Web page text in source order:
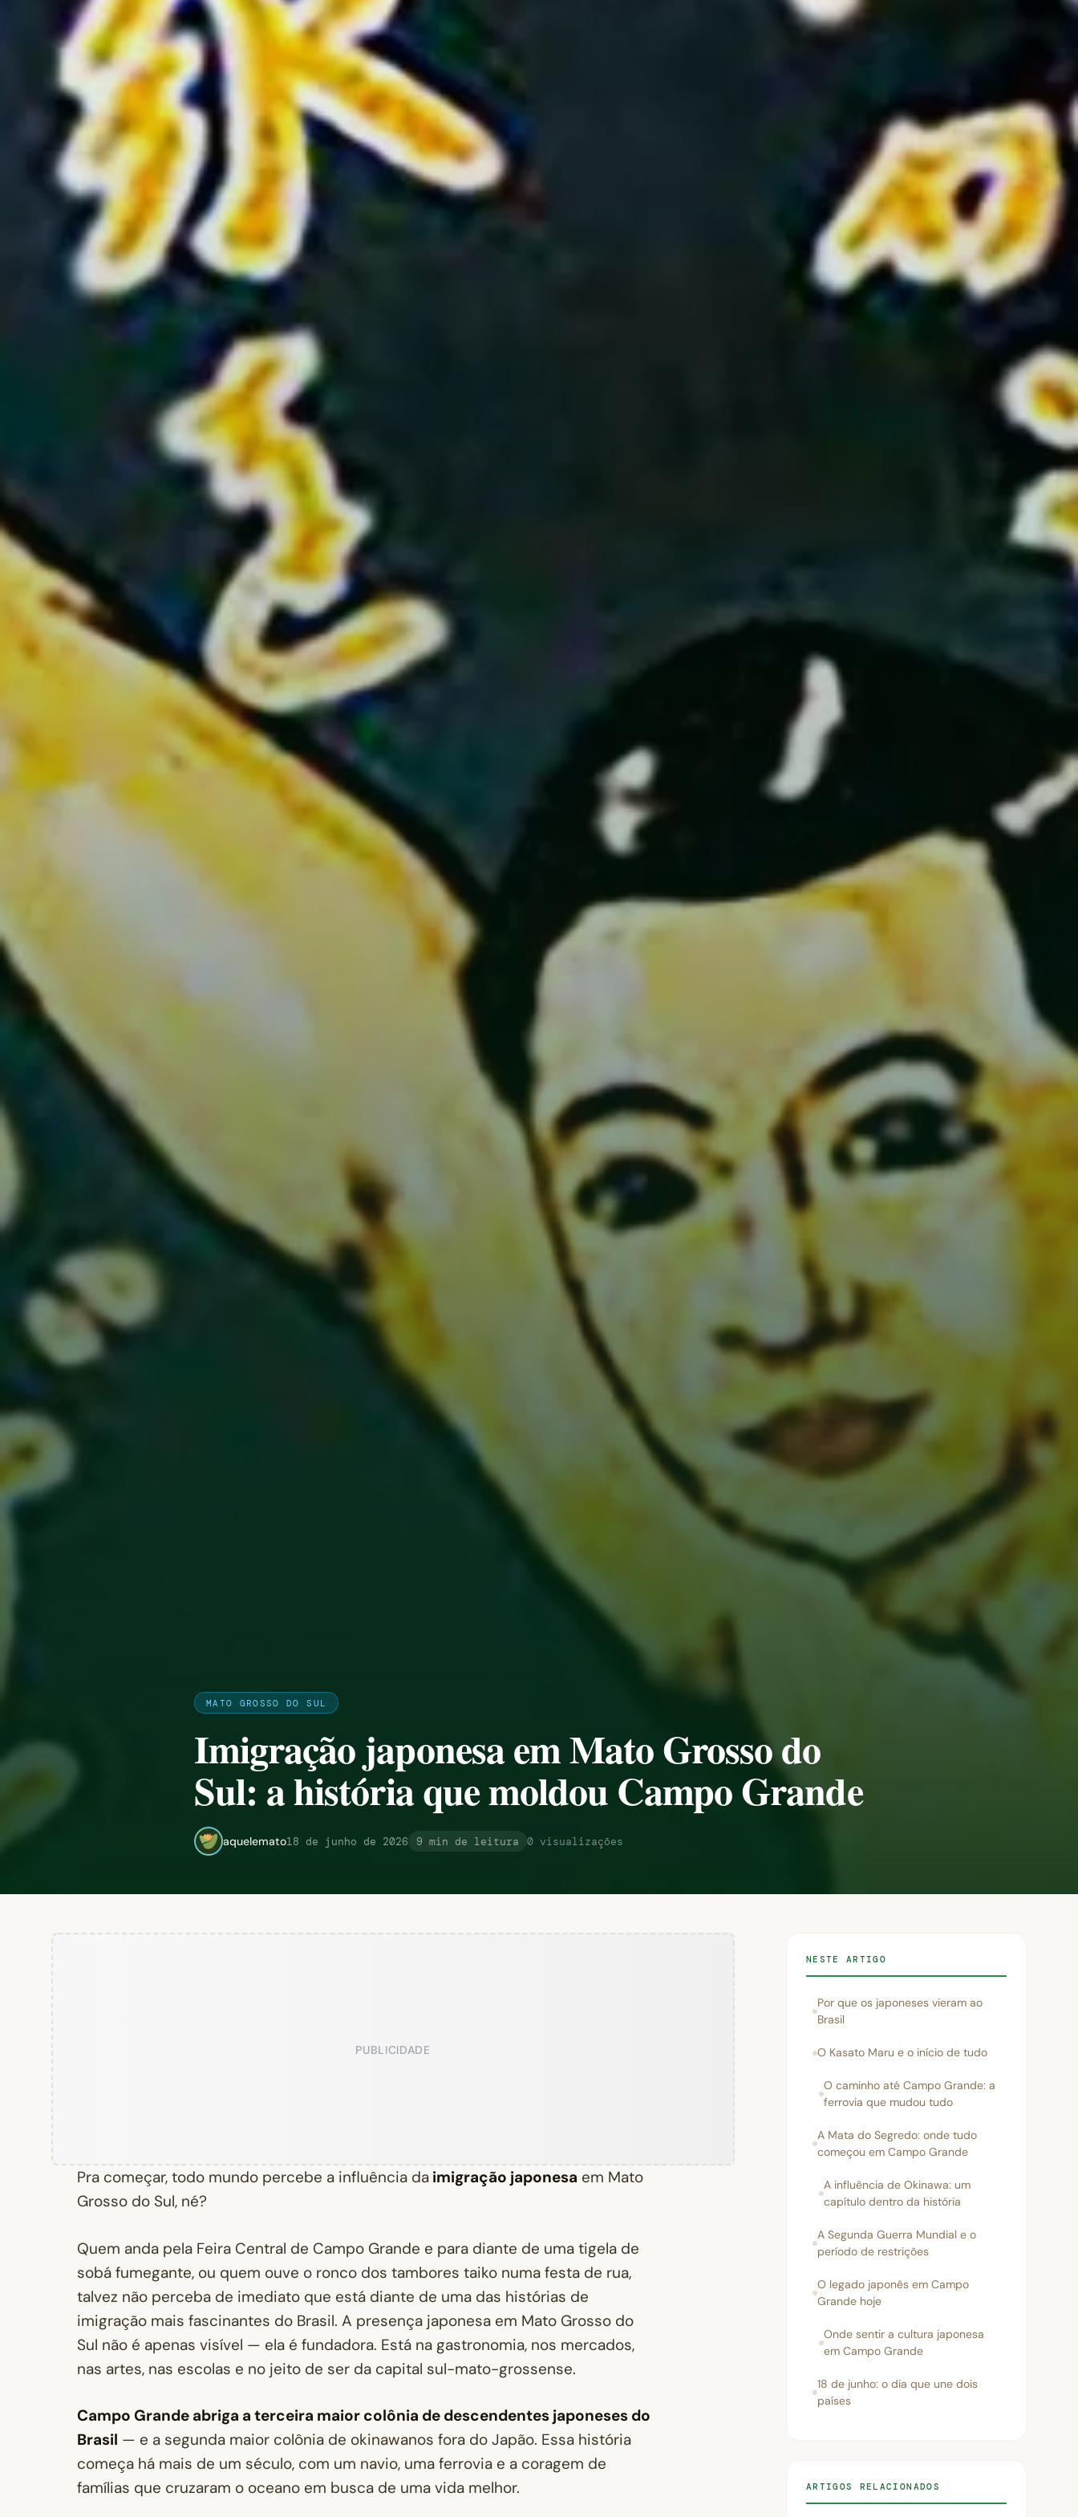
MATO GROSSO DO SUL
Imigração japonesa em Mato Grosso do
Sul: a história que moldou Campo Grande
aquelemato18 de junho de 2026 9 min de leitura 0 visualizações
PUBLICIDADE
Pra começar, todo mundo percebe a influência da imigração japonesa em Mato
Grosso do Sul, né?
Quem anda pela Feira Central de Campo Grande e para diante de uma tigela de
sobá fumegante, ou quem ouve o ronco dos tambores taiko numa festa de rua,
talvez não perceba de imediato que está diante de uma das histórias de
imigração mais fascinantes do Brasil. A presença japonesa em Mato Grosso do
Sul não é apenas visível — ela é fundadora. Está na gastronomia, nos mercados,
nas artes, nas escolas e no jeito de ser da capital sul-mato-grossense.
Campo Grande abriga a terceira maior colônia de descendentes japoneses do
Brasil — e a segunda maior colônia de okinawanos fora do Japão. Essa história
começa há mais de um século, com um navio, uma ferrovia e a coragem de
famílias que cruzaram o oceano em busca de uma vida melhor.
NESTE ARTIGO
Por que os japoneses vieram ao
Brasil
O Kasato Maru e o início de tudo
O caminho até Campo Grande: a
ferrovia que mudou tudo
A Mata do Segredo: onde tudo
começou em Campo Grande
A influência de Okinawa: um
capítulo dentro da história
A Segunda Guerra Mundial e o
período de restrições
O legado japonês em Campo
Grande hoje
Onde sentir a cultura japonesa
em Campo Grande
18 de junho: o dia que une dois
países
ARTIGOS RELACIONADOS